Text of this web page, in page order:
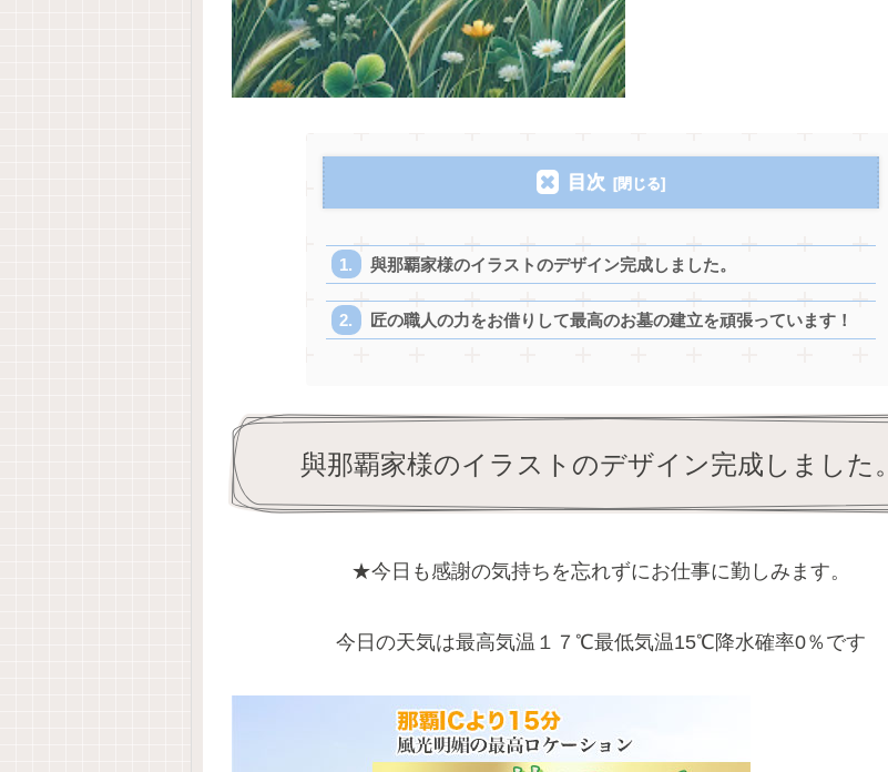
目次
與那覇家様のイラストのデザイン完成しました。
匠の職人の力をお借りして最高のお墓の建立を頑張っています！
與那覇家様のイラストのデザイン完成しました。
★今日も感謝の気持ちを忘れずにお仕事に勤しみます。
今日の天気は最高気温１７℃最低気温15℃降水確率0％です